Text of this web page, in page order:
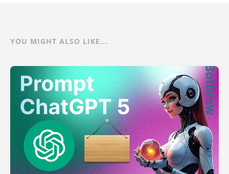
YOU MIGHT ALSO LIKE...